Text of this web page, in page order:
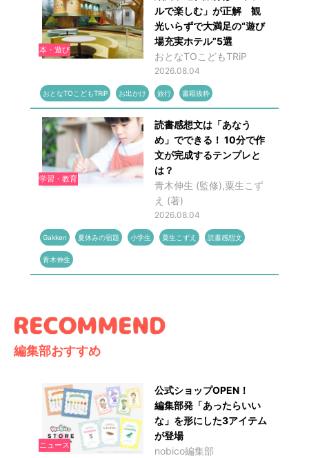
本・遊び
ルで楽しむ」が正解 観
光いらずで大満足の“遊び
場充実ホテル”5選
おとなTOこどもTRiP
2026.08.04
おとなTOこどもTRiP お出かけ 旅行 書籍抜粋
学習・教育
読書感想文は「あなう
め」でできる！ 10分で作
文が完成するテンプレと
は？
青木伸生 (監修),粟生こず
え (著)
2026.08.04
Gakken 夏休みの宿題 小学生 粟生こずえ 読書感想文
青木伸生
編集部おすすめ
ニュース
公式ショップOPEN！
編集部発「あったらいい
な」を形にした3アイテム
が登場
nobico編集部